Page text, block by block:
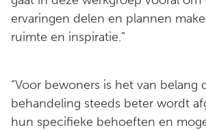
ervaringen delen en plannen
ruimte en inspiratie.”
“Voor bewoners is het van belang
behandeling steeds beter wordt
hun specifieke behoeften en